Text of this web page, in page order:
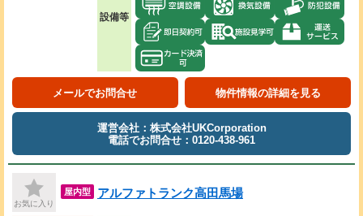
設備等
メールでお問合せ 物件情報の詳細を見る
運営会社：株式会社UKCorporation
電話でお問合せ：0120-438-961
お気に入り
屋内型 アルファトランク高田馬場